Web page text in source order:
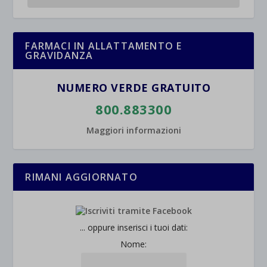
FARMACI IN ALLATTAMENTO E
GRAVIDANZA
NUMERO VERDE GRATUITO
800.883300
Maggiori informazioni
RIMANI AGGIORNATO
... oppure inserisci i tuoi dati:
Nome: